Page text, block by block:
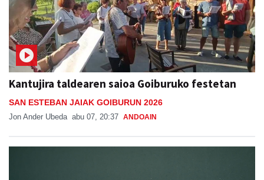
Kantujira taldearen saioa Goiburuko festetan
SAN ESTEBAN JAIAK GOIBURUN 2026
Jon Ander Ubeda abu 07, 20:37 ANDOAIN